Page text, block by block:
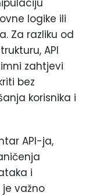
logike ili
Za razliku od
API
zahtjevi
bez
korisnika i
API-ja,
i
važno